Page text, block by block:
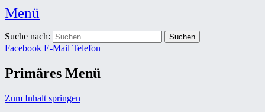
Menü
Weingut Karl Friedrich Aust
Das Weingut im Herzen der Radebeuler Oberlößnitz
Suche nach:
Facebook E-Mail Telefon
Primäres Menü
Zum Inhalt springen